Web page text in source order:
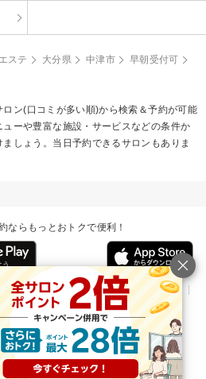
ステ 大分県 中津市
早朝受付可
ロン(口コミが多い順)から検索＆予約が可能
ーや豊富な施設・サービスなどの条件か
しょう。当日予約できるサロンもありま
ならもっとおトクで便利！
ヘルプ リリース情報
利用規約
望のサロン様
楽天のサービス一覧 アプリ一覧
Group, Inc.